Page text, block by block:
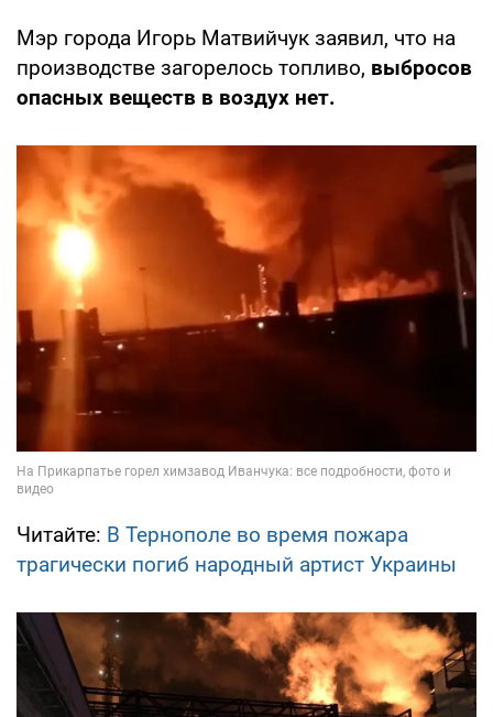
Мэр города Игорь Матвийчук заявил, что на
производстве загорелось топливо, выбросов
опасных веществ в воздух нет.
Читайте: В Тернополе во время пожара
трагически погиб народный артист Украины